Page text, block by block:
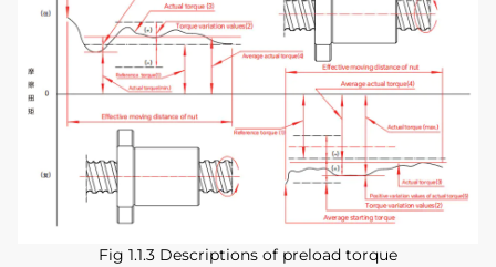
Fig 1.1.3 Descriptions of preload torque